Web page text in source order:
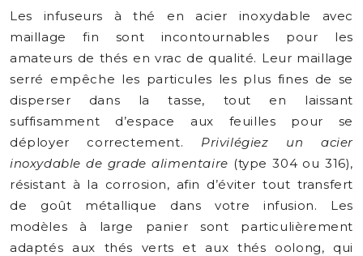
Les infuseurs à thé en acier inoxydable avec
maillage fin sont incontournables pour les
amateurs de thés en vrac de qualité. Leur maillage
serré empêche les particules les plus fines de se
disperser dans la tasse, tout en laissant
suffisamment d’espace aux feuilles pour se
déployer correctement. Privilégiez un acier
inoxydable de grade alimentaire (type 304 ou 316),
résistant à la corrosion, afin d’éviter tout transfert
de goût métallique dans votre infusion. Les
modèles à large panier sont particulièrement
adaptés aux thés verts et aux thés oolong, qui